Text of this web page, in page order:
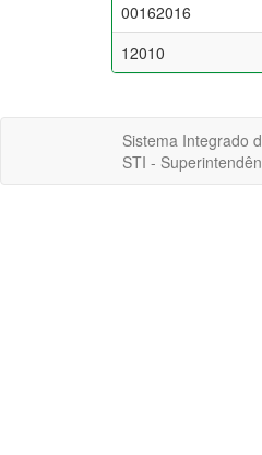
00162016
12010
Sistema Integrado
STI -